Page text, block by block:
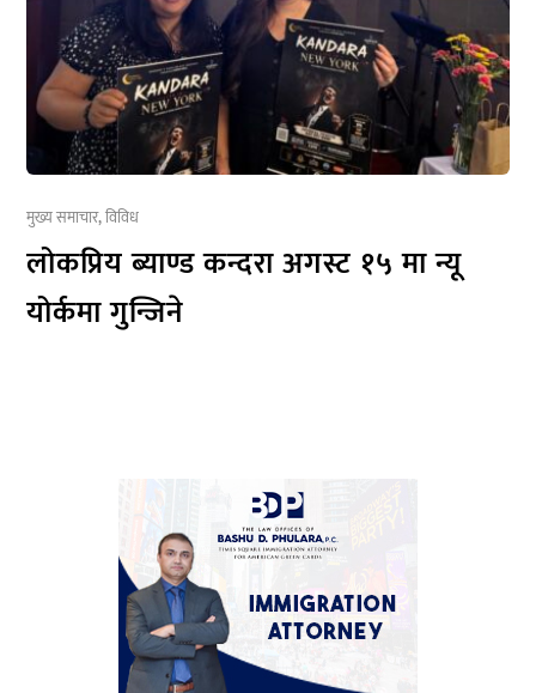
मुख्य समाचार,विविध
लोकप्रिय ब्याण्ड कन्दरा अगस्ट १५ मा न्यू
योर्कमा गुन्जिने